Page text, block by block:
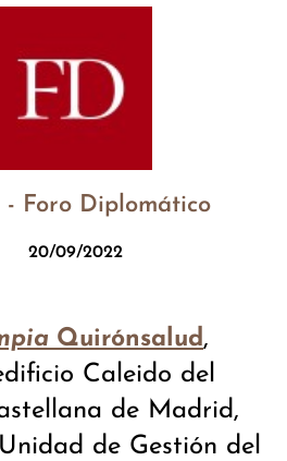
- Foro Diplomático
20/09/2022
Quirónsalud,
Caleido del
de Madrid,
de Gestión del